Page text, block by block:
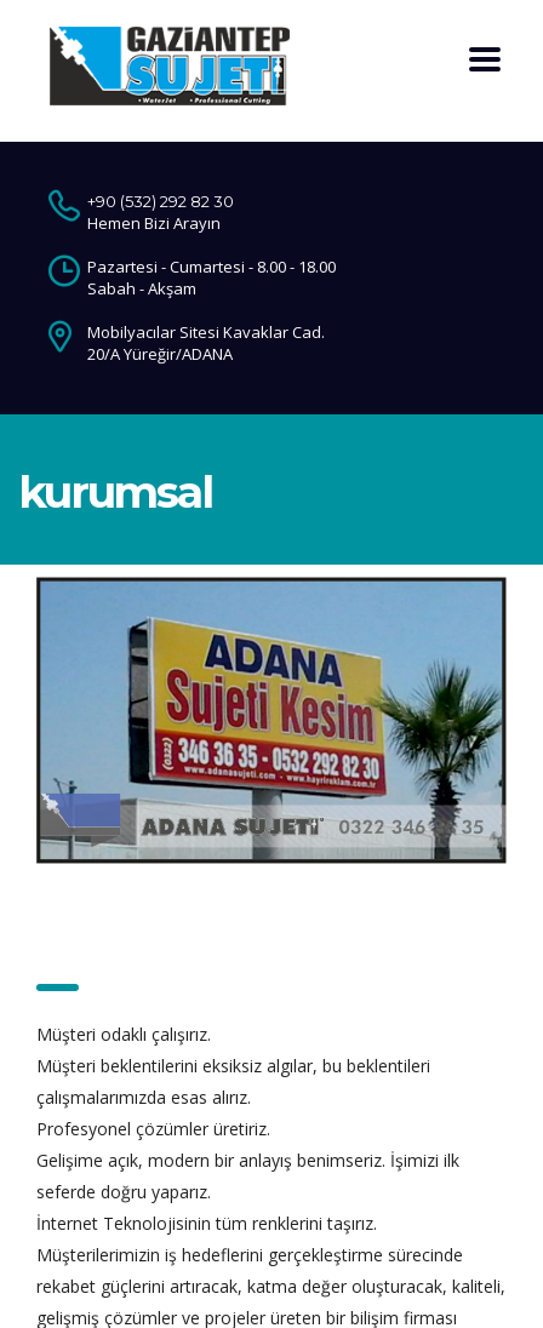
+90 (532) 292 82 30
Hemen Bizi Arayın
Pazartesi - Cumartesi - 8.00 - 18.00
Sabah - Akşam
Mobilyacılar Sitesi Kavaklar Cad.
20/A Yüreğir/ADANA
kurumsal
Müşteri odaklı çalışırız.
Müşteri beklentilerini eksiksiz algılar, bu beklentileri
çalışmalarımızda esas alırız.
Profesyonel çözümler üretiriz.
Gelişime açık, modern bir anlayış benimseriz. İşimizi ilk
seferde doğru yaparız.
İnternet Teknolojisinin tüm renklerini taşırız.
Müşterilerimizin iş hedeflerini gerçekleştirme sürecinde
rekabet güçlerini artıracak, katma değer oluşturacak, kaliteli,
gelişmiş çözümler ve projeler üreten bir bilişim firması